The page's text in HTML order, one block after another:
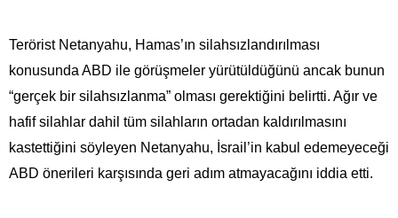
Terörist Netanyahu, Hamas’ın silahsızlandırılması
konusunda ABD ile görüşmeler yürütüldüğünü ancak bunun
“gerçek bir silahsızlanma” olması gerektiğini belirtti. Ağır ve
hafif silahlar dahil tüm silahların ortadan kaldırılmasını
kastettiğini söyleyen Netanyahu, İsrail’in kabul edemeyeceği
ABD önerileri karşısında geri adım atmayacağını iddia etti.